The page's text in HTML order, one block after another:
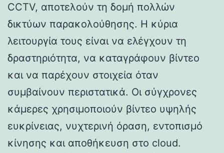
CCTV, αποτελούν τη δομή πολλών
δικτύων παρακολούθησης. Η κύρια
λειτουργία τους είναι να ελέγχουν τη
δραστηριότητα, να καταγράφουν βίντεο
και να παρέχουν στοιχεία όταν
συμβαίνουν περιστατικά. Οι σύγχρονες
κάμερες χρησιμοποιούν βίντεο υψηλής
ευκρίνειας, νυχτερινή όραση, εντοπισμό
κίνησης και αποθήκευση στο cloud.